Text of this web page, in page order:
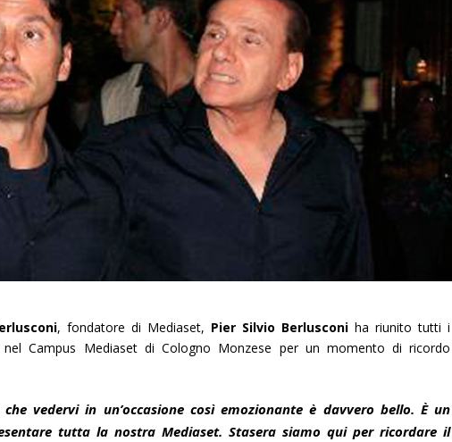
, fondatore di Mediaset, Pier Silvio Berlusconi ha riunito tutti i
nel Campus Mediaset di Cologno Monzese per un momento di ricordo
vedervi in un’occasione così emozionante è davvero bello. È un
tutta la nostra Mediaset. Stasera siamo qui per ricordare il